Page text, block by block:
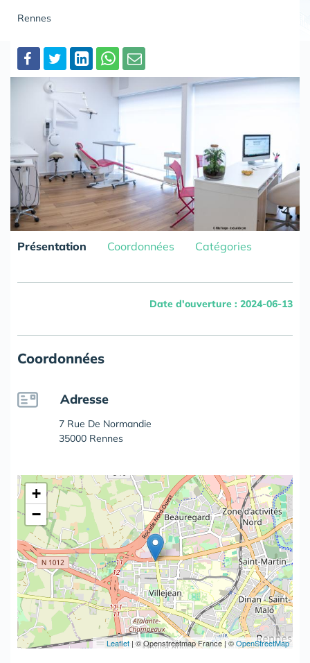
Rennes
Partager
Présentation Coordonnées Catégories
Date d'ouverture : 2024-06-13
Coordonnées
Adresse
7 Rue De Normandie
35000 Rennes
+
−
Leaflet |© Openstreetmap France | ©OpenStreetMap